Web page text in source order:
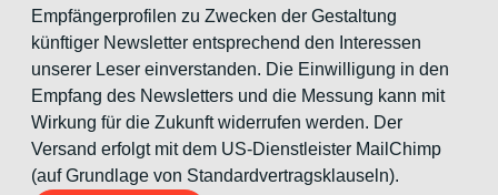
Empfängerprofilen zu Zwecken der Gestaltung
künftiger Newsletter entsprechend den Interessen
unserer Leser einverstanden. Die Einwilligung in den
Empfang des Newsletters und die Messung kann mit
Wirkung für die Zukunft widerrufen werden. Der
Versand erfolgt mit dem US-Dienstleister MailChimp
(auf Grundlage von Standardvertragsklauseln).